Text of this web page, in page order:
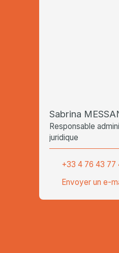
Sabrina
Responsable
juridique
+33 4 76 43 77
Envoyer un e-